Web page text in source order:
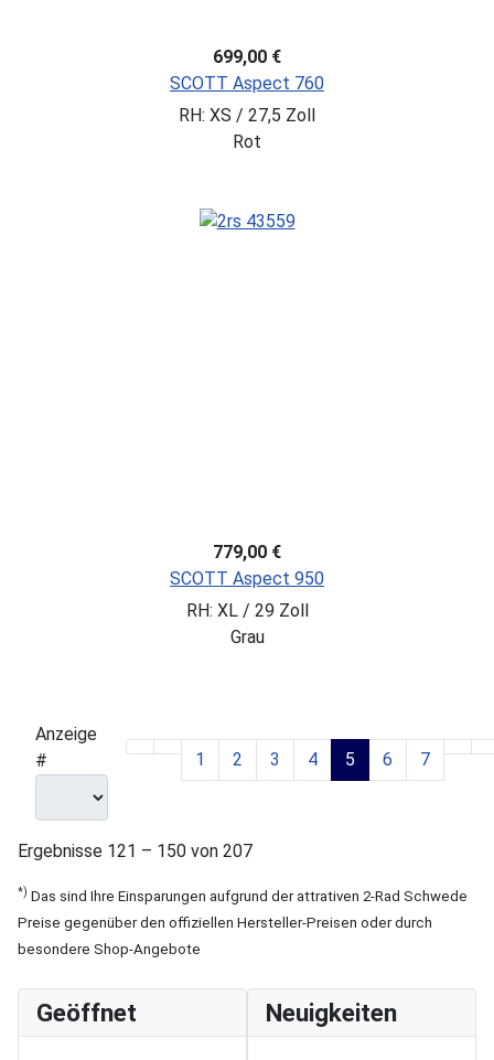
699,00 €
SCOTT Aspect 760
RH: XS / 27,5 Zoll
Rot
779,00 €
SCOTT Aspect 950
RH: XL / 29 Zoll
Grau
Anzeige
#
1 2 3 4 5 6 7
Ergebnisse 121 – 150 von 207
*) Das sind Ihre Einsparungen aufgrund der attrativen 2-Rad Schwede
Preise gegenüber den offiziellen Hersteller-Preisen oder durch
besondere Shop-Angebote
Geöffnet Neuigkeiten